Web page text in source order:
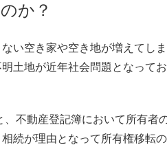
か？
い空き家や空き地が増えてし
土地が近年社会問題となって
不動産登記簿において所有者
続が理由となって所有権移転